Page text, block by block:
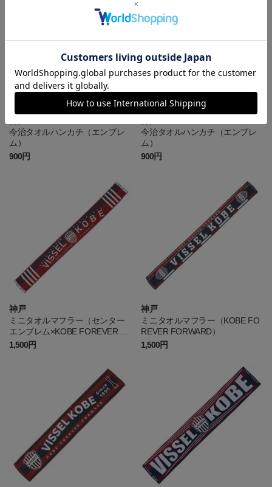
今治タオルハンカチ（エンブレ
ム）
900円
今治タオルハンカチ（エンブレ
ム）
900円
神戸
ミニタオルマフラー（センター
エンブレム×KOBE FOREVER F
ORWARD）
1,500円
神戸
ミニタオルマフラー（KOBE FO
REVER FORWARD）
1,500円